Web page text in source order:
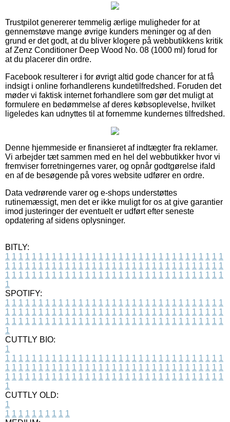
Trustpilot genererer temmelig ærlige muligheder for at
gennemstøve mange øvrige kunders meninger og af den
grund er det godt, at du bliver klogere på webbutikkens kritik
af Zenz Conditioner Deep Wood No. 08 (1000 ml) forud for
at du placerer din ordre.
Facebook resulterer i for øvrigt altid gode chancer for at få
indsigt i online forhandlerens kundetilfredshed. Foruden det
møder vi faktisk internet forhandlere som gør det muligt at
formulere en bedømmelse af deres købsoplevelse, hvilket
ligeledes kan udnyttes til at fornemme kundernes tilfredshed.
Denne hjemmeside er finansieret af indtægter fra reklamer.
Vi arbejder tæt sammen med en hel del webbutikker hvor vi
fremviser forretningernes varer, og opnår godtgørelse ifald
en af de besøgende på vores website udfører en ordre.
Data vedrørende varer og e-shops understøttes
rutinemæssigt, men det er ikke muligt for os at give garantier
imod justeringer der eventuelt er udført efter seneste
opdatering af sidens oplysninger.
BITLY:
1 1 1 1 1 1 1 1 1 1 1 1 1 1 1 1 1 1 1 1 1 1 1 1 1 1 1 1 1 1 1 1 1
1 1 1 1 1 1 1 1 1 1 1 1 1 1 1 1 1 1 1 1 1 1 1 1 1 1 1 1 1 1 1 1 1
1 1 1 1 1 1 1 1 1 1 1 1 1 1 1 1 1 1 1 1 1 1 1 1 1 1 1 1 1 1 1 1 1
1
SPOTIFY:
1 1 1 1 1 1 1 1 1 1 1 1 1 1 1 1 1 1 1 1 1 1 1 1 1 1 1 1 1 1 1 1 1
1 1 1 1 1 1 1 1 1 1 1 1 1 1 1 1 1 1 1 1 1 1 1 1 1 1 1 1 1 1 1 1 1
1 1 1 1 1 1 1 1 1 1 1 1 1 1 1 1 1 1 1 1 1 1 1 1 1 1 1 1 1 1 1 1 1
1
CUTTLY BIO:
1
1 1 1 1 1 1 1 1 1 1 1 1 1 1 1 1 1 1 1 1 1 1 1 1 1 1 1 1 1 1 1 1 1
1 1 1 1 1 1 1 1 1 1 1 1 1 1 1 1 1 1 1 1 1 1 1 1 1 1 1 1 1 1 1 1 1
1 1 1 1 1 1 1 1 1 1 1 1 1 1 1 1 1 1 1 1 1 1 1 1 1 1 1 1 1 1 1 1 1
1
CUTTLY OLD:
1
1 1 1 1 1 1 1 1 1 1